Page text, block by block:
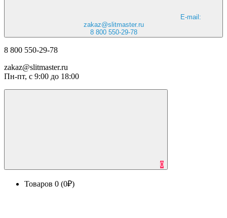
E-mail:
zakaz@slitmaster.ru
8 800 550-29-78
8 800 550-29-78
zakaz@slitmaster.ru
Пн-пт, с 9:00 до 18:00
0
Товаров 0 (0₽)